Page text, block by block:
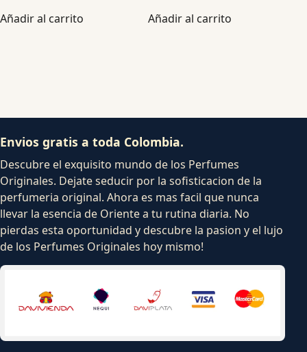
Añadir al carrito Añadir al carrito
Envios gratis a toda Colombia.
Descubre el exquisito mundo de los Perfumes
Originales. Dejate seducir por la sofisticacion de la
perfumeria original. Ahora es mas facil que nunca
llevar la esencia de Oriente a tu rutina diaria. No
pierdas esta oportunidad y descubre la pasion y el lujo
de los Perfumes Originales hoy mismo!